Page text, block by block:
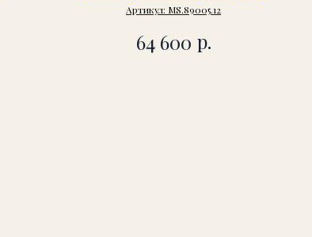
Артикул: MS.89005.12
64 600 р.